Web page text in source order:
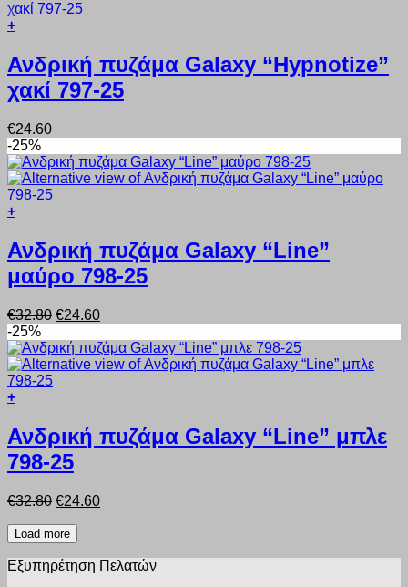
επιλεγούν
στη
του
προϊόντος
+
το
προϊόν
έχει
πολλαπλές
παραλλαγές.
Οι
επιλογές
μπορούν
να
επιλεγούν
στη
του
προϊόντος
Ανδρική πυζάμα Galaxy “Hypnotize”
χακί 797-25
€24.60
-25%
+
το
προϊόν
έχει
πολλαπλές
παραλλαγές.
Οι
επιλογές
μπορούν
να
επιλεγούν
στη
του
προϊόντος
Ανδρική πυζάμα Galaxy “Line”
μαύρο 798-25
€32.80 Original
was:
€32.80.
€24.60Η
τιμή
είναι:
-25%
+
το
προϊόν
έχει
πολλαπλές
παραλλαγές.
Οι
επιλογές
μπορούν
να
επιλεγούν
Ανδρική πυζάμα Galaxy “Line” μπλε
798-25
€32.80 Original
was:
€24.60Η
€24.60.
Load more
Εξυπηρέτηση Πελατών